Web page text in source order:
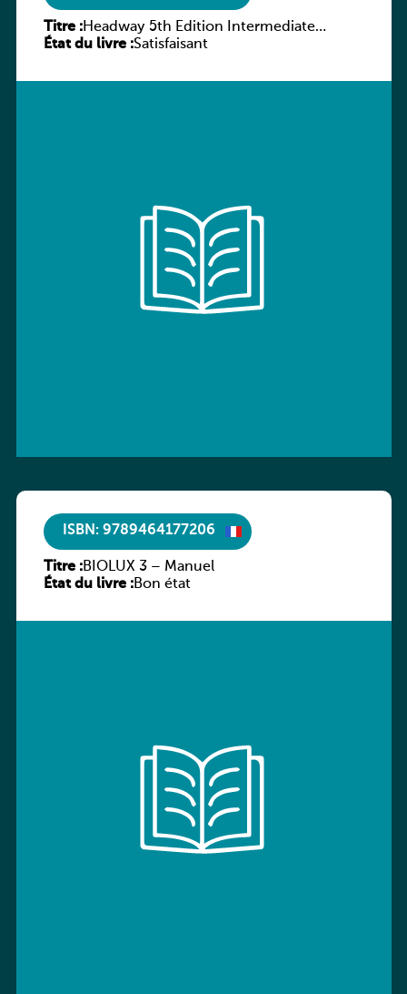
Titre :Headway 5th Edition Intermediate
Workbook without key
État du livre :Satisfaisant
ISBN: 9789464177206
Titre :BIOLUX 3 – Manuel
État du livre :Bon état